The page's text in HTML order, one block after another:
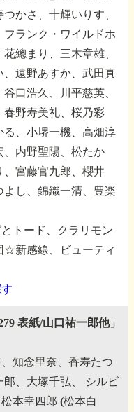
かさ、十輝いりす、
ランク・ワイルドホ
總まり、三木章雄、
、遠野あすか、武田真
口浩久、川平慈英、
春野寿美礼、桜乃彩
る、小堺一機、高畑淳
、内野聖陽、松たか
、宮藤官九郎、櫻井
し、錦織一清、豊楽
トード、クラリモン
☆新感線、ビューティ
表紙/山口祐一郎他」
知念里奈、香寿たつ
、大塚千弘、
シルビ
本幸四郎 (松本白